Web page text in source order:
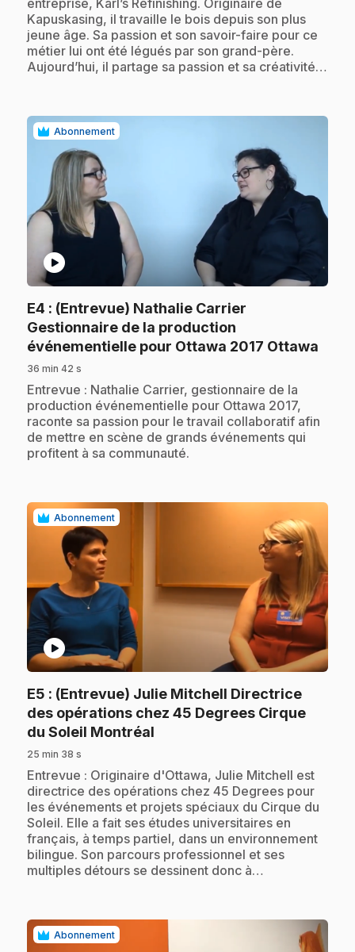
Kapuskasing, il travaille le bois depuis son plus
jeune âge. Sa passion et son savoir-faire pour ce
métier lui ont été légués par son grand-père.
Aujourd’hui, il partage sa passion et sa créativité…
Abonnement
play_circle
E4 : (Entrevue) Nathalie Carrier
Gestionnaire de la production
événementielle pour Ottawa 2017 Ottawa
36 min 42 s
.Entrevue : Nathalie Carrier, gestionnaire de la
production événementielle pour Ottawa 2017,
raconte sa passion pour le travail collaboratif afin
de mettre en scène de grands événements qui
profitent à sa communauté.
Abonnement
play_circle
E5 : (Entrevue) Julie Mitchell Directrice
des opérations chez 45 Degrees Cirque
du Soleil Montréal
25 min 38 s
.Entrevue : Originaire d'Ottawa, Julie Mitchell est
directrice des opérations chez 45 Degrees pour
les événements et projets spéciaux du Cirque du
Soleil. Elle a fait ses études universitaires en
français, à temps partiel, dans un environnement
bilingue. Son parcours professionnel et ses
multiples détours se dessinent donc à…
Abonnement